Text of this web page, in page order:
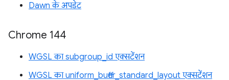
Dawn के अपडेट
Chrome 144
WGSL का subgroup_id एक्सटेंशन
WGSL का uniform_buffer_standard_layout एक्सटेंशन